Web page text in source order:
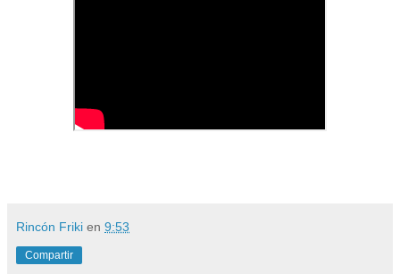
Rincón Friki en 9:53
Compartir